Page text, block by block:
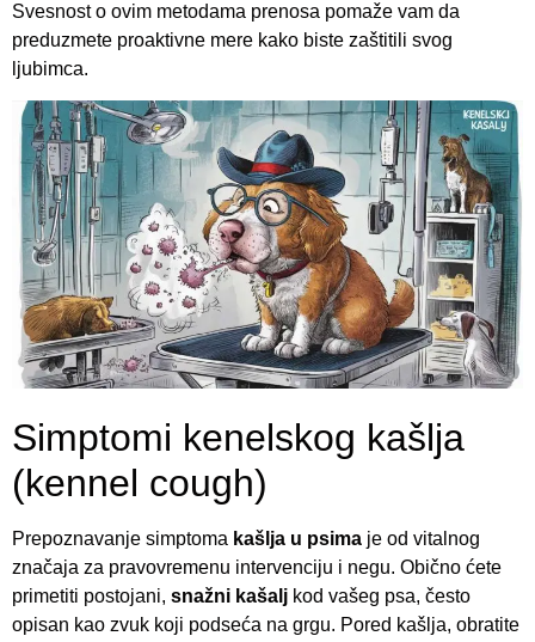
Svesnost o ovim metodama prenosa pomaže vam da
preduzmete proaktivne mere kako biste zaštitili svog
ljubimca.
Simptomi kenelskog kašlja
(kennel cough)
Prepoznavanje simptoma kašlja u psima je od vitalnog
značaja za pravovremenu intervenciju i negu. Obično ćete
primetiti postojani, snažni kašalj kod vašeg psa, često
opisan kao zvuk koji podseća na grgu. Pored kašlja, obratite